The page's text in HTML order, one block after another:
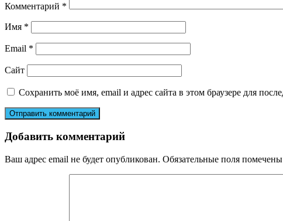
Комментарий *
Имя *
Email *
Сайт
Сохранить моё имя, email и адрес сайта в этом браузере для
Добавить комментарий
Ваш адрес email не будет опубликован. Обязательные поля помечены